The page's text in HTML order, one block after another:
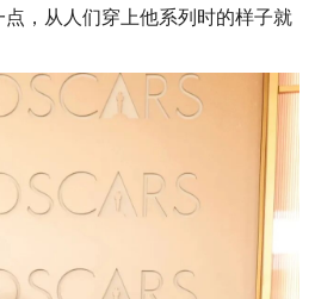
点，从人们穿上他系列时的样子就